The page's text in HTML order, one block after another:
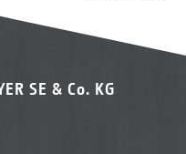
SE & Co. KG